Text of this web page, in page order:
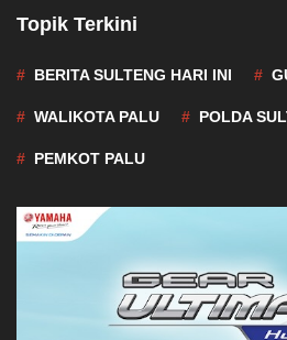
Topik Terkini
BERITA SULTENG HARI INI
WALIKOTA PALU POLDA
PEMKOT PALU